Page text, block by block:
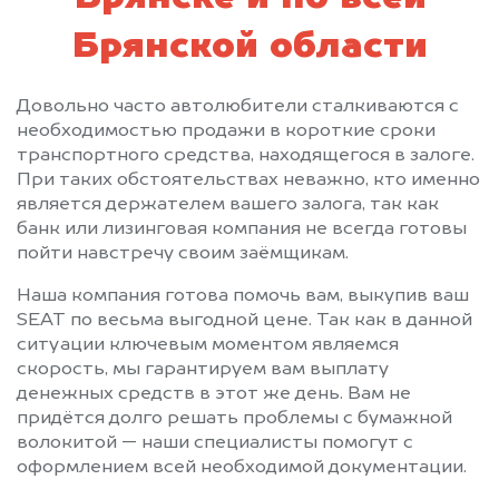
Брянской области
Довольно часто автолюбители сталкиваются с
необходимостью продажи в короткие сроки
транспортного средства, находящегося в залоге.
При таких обстоятельствах неважно, кто именно
является держателем вашего залога, так как
банк или лизинговая компания не всегда готовы
пойти навстречу своим заёмщикам.
Наша компания готова помочь вам, выкупив ваш
SEAT по весьма выгодной цене. Так как в данной
ситуации ключевым моментом являемся
скорость, мы гарантируем вам выплату
денежных средств в этот же день. Вам не
придётся долго решать проблемы с бумажной
волокитой — наши специалисты помогут с
оформлением всей необходимой документации.